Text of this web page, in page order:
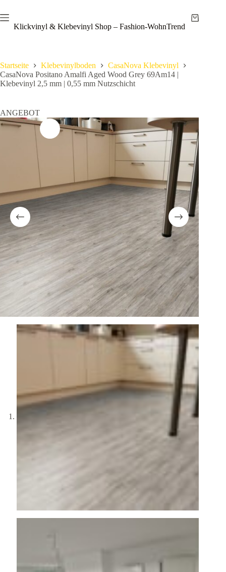
Inhalt
springenKlickvinyl & Klebevinyl Shop – Fashion-WohnTrend
Warenkorb
Startseite Klebevinylboden
CasaNova Klebevinyl
CasaNova Positano Amalfi Aged Wood Grey 69Am14 |
Klebevinyl 2,5 mm | 0,55 mm Nutzschicht
ANGEBOT